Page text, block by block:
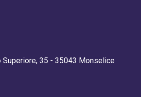
Superiore, 35 - 35043 Monselice